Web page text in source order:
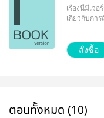
เรื่องนี้มีเว
เกี่ยวกับกา
สั่งซื้อ
ตอนทั้งหมด (10)